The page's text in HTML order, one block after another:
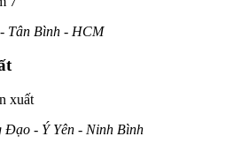
Tân Bình - HCM
- Ý Yên - Ninh Bình